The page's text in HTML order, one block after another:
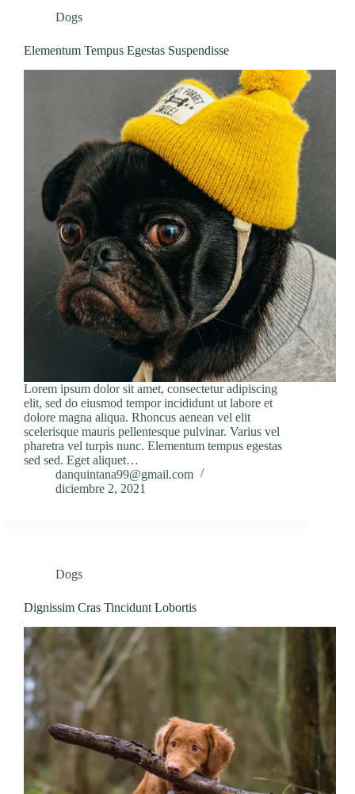
Dogs
Elementum Tempus Egestas Suspendisse
Lorem ipsum dolor sit amet, consectetur adipiscing
elit, sed do eiusmod tempor incididunt ut labore et
dolore magna aliqua. Rhoncus aenean vel elit
scelerisque mauris pellentesque pulvinar. Varius vel
pharetra vel turpis nunc. Elementum tempus egestas
sed sed. Eget aliquet…
danquintana99@gmail.com
diciembre 2, 2021
Dogs
Dignissim Cras Tincidunt Lobortis